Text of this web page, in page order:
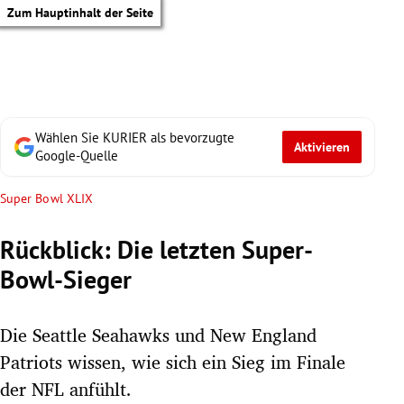
Zum Hauptinhalt der Seite
Untermenü
Wählen Sie KURIER als bevorzugte
Google-Quelle
Aktivieren
Super Bowl XLIX
Rückblick: Die letzten Super-
Bowl-Sieger
Die Seattle Seahawks und New England
Patriots wissen, wie sich ein Sieg im Finale
der NFL anfühlt.